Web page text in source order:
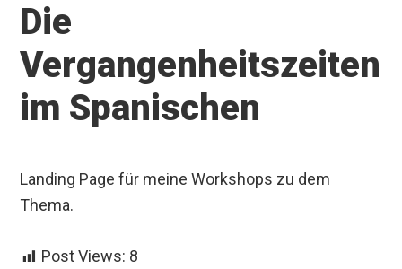
Die
Vergangenheitszeiten
im Spanischen
Landing Page für meine Workshops zu dem
Thema.
Post Views: 8